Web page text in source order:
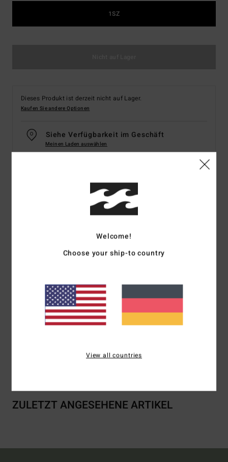
1SZ
Dieses Produkt ist derzeit nicht auf Lager.
Kaufen Sie andere Optionen
Siehe Verfügbarkeit im Geschäft
Meinen Laden auswählen
Details & Funktionen
Männer Schwarz Snapback-Cap
Farbcode waa
Details:Gewebtes Label in der Mitte
Weicher Schirm
Zusammensetzung[Hauptstoff] 100 % Baumwolle
ZULETZT ANGESEHENE ARTIKEL
Welcome!
Choose your ship-to country
View all countries